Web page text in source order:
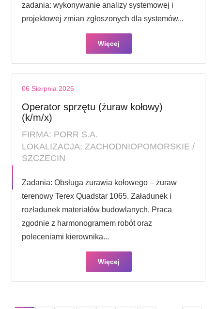
zadania: wykonywanie analizy systemowej i
projektowej zmian zgłoszonych dla systemów...
Więcej
06 Sierpnia 2026
Operator sprzętu (żuraw kołowy)
(k/m/x)
FIRMA: PORR S.A.
LOKALIZACJA: ZACHODNIOPOMORSKIE /
SZCZECIN
Zadania: Obsługa żurawia kołowego – żuraw
terenowy Terex Quadstar 1065. Załadunek i
rozładunek materiałów budowlanych. Praca
zgodnie z harmonogramem robót oraz
poleceniami kierownika...
Więcej